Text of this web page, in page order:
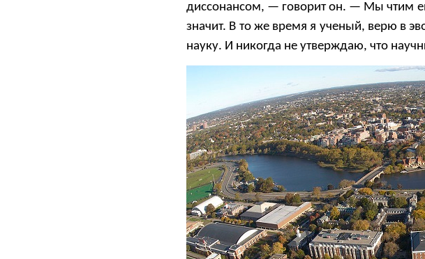
диссонансом, — говорит он. — Мы чтим
значит. В то же время я ученый, верю в
науку. И никогда не утверждаю, что